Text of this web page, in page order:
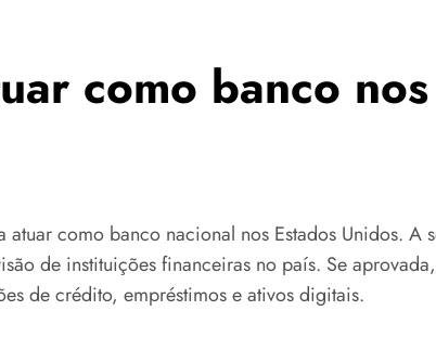
como banco
como banco nacional nos Estados Unidos. A
de instituições financeiras no país. Se
de crédito, empréstimos e ativos digitais.